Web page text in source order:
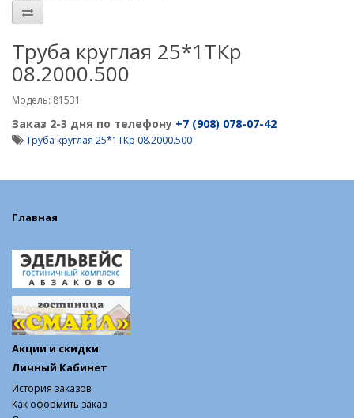
Труба круглая 25*1ТКр
08.2000.500
Модель: 81531
Заказ 2-3 дня по телефону +7 (908) 078-07-42
Труба круглая 25*1ТКр 08.2000.500
Главная
Акции и скидки
Личный Кабинет
История заказов
Как оформить заказ